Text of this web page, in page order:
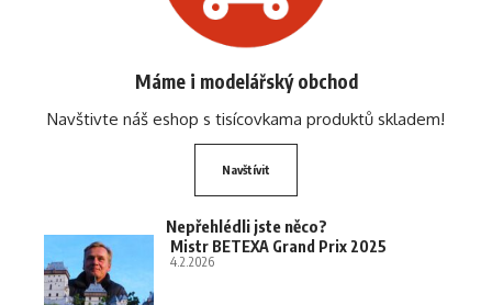
Máme i modelářský obchod
Navštivte náš eshop s tisícovkama produktů skladem!
Navštívit
Nepřehlédli jste něco?
Mistr BETEXA Grand Prix 2025
4.2.2026